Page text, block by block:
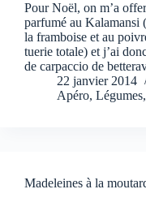
Pour Noël, on m’a
parfumé au Kalamansi
la framboise et au
tuerie totale) et j’ai
de carpaccio de
22 janvier 2014
Apéro, Légumes,
Madeleines à la